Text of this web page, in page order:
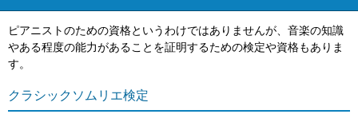
ピアニストのための資格というわけではありませんが、音楽の知識
やある程度の能力があることを証明するための検定や資格もありま
す。
クラシックソムリエ検定